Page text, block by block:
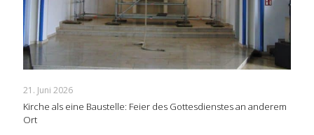
21. Juni 2026
Kirche als eine Baustelle: Feier des Gottesdienstes an anderem
Ort